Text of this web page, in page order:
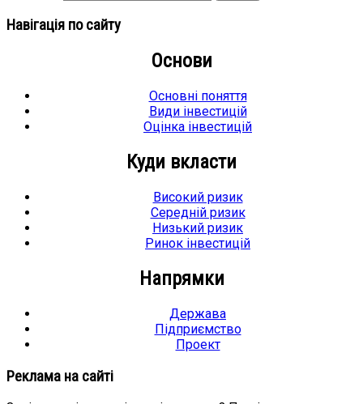
Навігація по сайту
Основи
Основні поняття
Види інвестицій
Оцінка інвестицій
Куди вкласти
Високий ризик
Середній ризик
Низький ризик
Ринок інвестицій
Напрямки
Держава
Підприємство
Проект
Реклама на сайті